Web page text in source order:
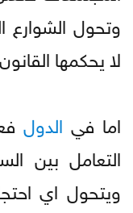
وتحول
لا يحكمها
اما في الدول
التعامل بين
ويتحول اي